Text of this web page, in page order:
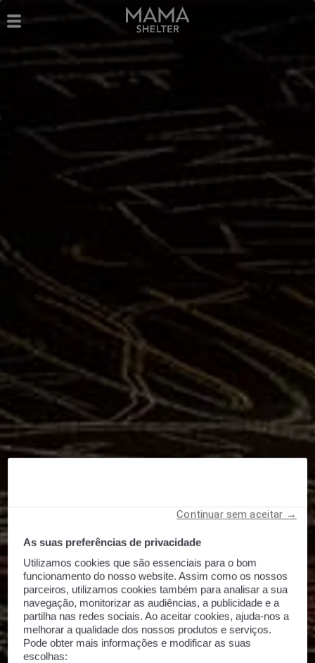
As suas preferências de privacidade
Utilizamos cookies que são essenciais para o bom
funcionamento do nosso website. Assim como os nossos
parceiros, utilizamos cookies também para analisar a sua
navegação, monitorizar as audiências, a publicidade e a
partilha nas redes sociais. Ao aceitar cookies, ajuda-nos a
melhorar a qualidade dos nossos produtos e serviços.
Pode obter mais informações e modificar as suas
escolhas:
Continuar sem aceitar →